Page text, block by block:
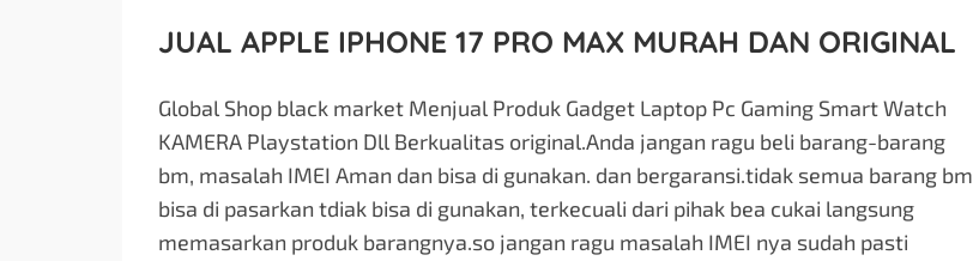
JUAL APPLE IPHONE 17 PRO MAX MURAH DAN ORIGINAL
Global Shop black market Menjual Produk Gadget Laptop Pc Gaming Smart Watch
KAMERA Playstation Dll Berkualitas original.Anda jangan ragu beli barang-barang
bm, masalah IMEI Aman dan bisa di gunakan. dan bergaransi.tidak semua barang bm
bisa di pasarkan tdiak bisa di gunakan, terkecuali dari pihak bea cukai langsung
memasarkan produk barangnya.so jangan ragu masalah IMEI nya sudah pasti